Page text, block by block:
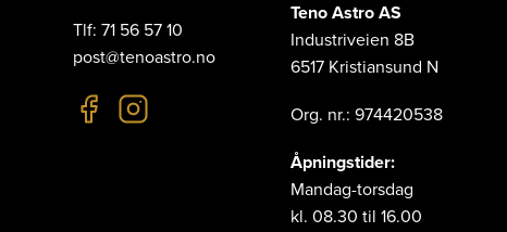
Tlf: 71 56 57 10
post@tenoastro.no
Teno Astro AS
Industriveien 8B
6517 Kristiansund N
Org. nr.: 974420538
Åpningstider:
Mandag-torsdag
kl. 08.30 til 16.00